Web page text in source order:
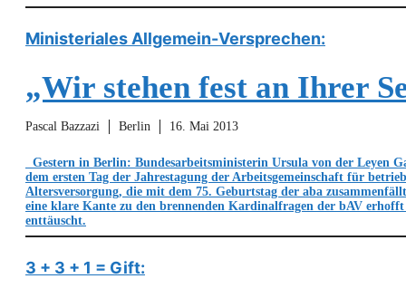
Ministeriales Allgemein-Versprechen:
„Wir stehen fest an Ihrer
Pascal Bazzazi Berlin 16. Mai 2013
Gestern in Berlin: Bundesarbeitsministerin Ursula von der Leyen
dem ersten Tag der Jahrestagung der Arbeitsgemeinschaft für
Altersversorgung, die mit dem 75. Geburtstag der aba
eine klare Kante zu den brennenden Kardinalfragen der bAV
enttäuscht.
3 + 3 + 1 = Gift: